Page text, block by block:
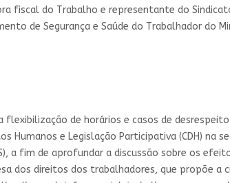
fiscal do Trabalho e representante do
de Segurança e Saúde do Trabalhador do
de horários e casos de
Humanos e Legislação Participativa (CDH) na
a fim de aprofundar a discussão sobre os
dos direitos dos trabalhadores, que propõe a